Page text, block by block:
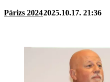
Párizs 20242025.10.17. 21:36